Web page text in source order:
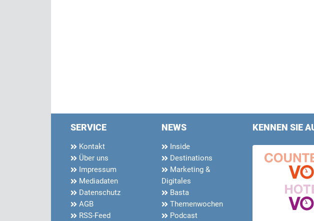
SERVICE
Kontakt
Über uns
Impressum
Mediadaten
Datenschutz
AGB
RSS-Feed
NEWS
Inside
Destinations
Marketing &
Digitales
Basta
Themenwochen
Podcast
KENNEN SIE